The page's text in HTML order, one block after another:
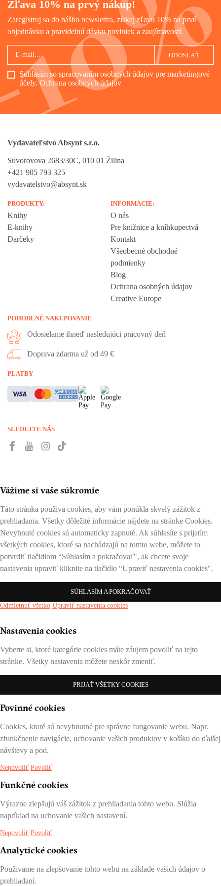
Zľava 10% na prvý nákup!
Zaregistruj sa do nášho newslettra, získaj zľavu 10% na prvú
objednávku a pravidelnú dávku noviniek a zaujímavostí.
Súhlasím so spracovaním osobných údajov pre marketingové
účely.Ochrana osobných údajov
ODOSLAŤ
Vydavateľstvo Absynt s.r.o.
Suvorovova 2683/30C, 010 01 Žilina
+421 905 793 325
vydavatelstvo@absynt.sk
PRODUKTY:
Knihy
E-knihy
Darčeky
INFORMÁCIE:
O nás
Pre knižnice a kníhkupectvá
Kontakt
Všeobecné obchodné
podmienky
Blog
Ochrana osobných údajov
Creative Europe
POHODLNÉ NAKUPOVANIE
Odosielame ihneď nasledujúci pracovný deň
Doprava zdarma už od 49 €
PLATBY
SLEDUJTE NÁS
Vážime si vaše súkromie
Táto stránka používa cookies, aby vám ponúkla skvelý zážitok z
prehliadania. Všetky dôležité informácie nájdete na stránke Cookies.
Nevyhnuté cookies sú automaticky zapnuté. Ak súhlasíte s prijatím
všetkých cookies, ktoré sa nachádzajú na tomto webe, môžete to
potvrdiť tlačidlom “Súhlasím a pokračovať", ak chcete svoje
nastavenia upraviť kliknite na tlačidlo “Upraviť nastavenia cookies".
SÚHLASÍM A POKRAČOVAŤ
Odmietnuť všetko Upraviť nastavenia cookies
Nastavenia cookies
Vyberte si, ktoré kategórie cookies máte záujem povoliť na tejto
stránke. Všetky nastavenia môžete neskôr zmeniť.
PRIJAŤ VŠETKY COOKIES
Povinné cookies
Cookies, ktoré sú nevyhnutné pre správne fungovanie webu. Napr.
zfunkčnenie navigácie, uchovanie vašich produktov v košíku do ďalšej
návštevy a pod.
Nepovoliť Povoliť
Funkčné cookies
Výrazne zlepšujú váš zážitok z prehliadania tohto webu. Slúžia
napríklad na uchovanie vašich nastavení.
Nepovoliť Povoliť
Analytické cookies
Používame na zlepšovanie tohto webu na základe vašich údajov o
prehliadaní.